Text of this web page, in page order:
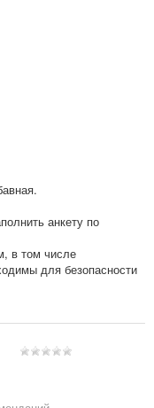
анкету по
в том числе
для безопасности